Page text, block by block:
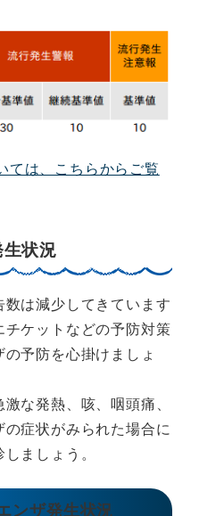
ては、こちらからご覧
状況
は減少してきています
ケットなどの予防対策
予防を心掛けましょ
な発熱、咳、咽頭痛、
症状がみられた場合に
ましょう。
ンザ発生状況